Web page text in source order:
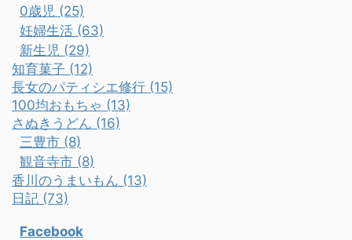
0歳児 (25)
妊婦生活 (63)
新生児 (29)
知育菓子 (12)
長女のパティシエ修行 (15)
100均おもちゃ (13)
さぬきうどん (16)
三豊市 (8)
観音寺市 (8)
香川のうまいもん (13)
日記 (73)
Facebook